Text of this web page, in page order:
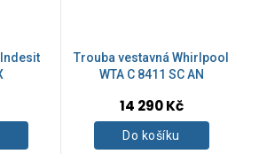
Trouba vestavná Whirlpool
WTA C 8411 SC AN
14 290 Kč
Do košíku